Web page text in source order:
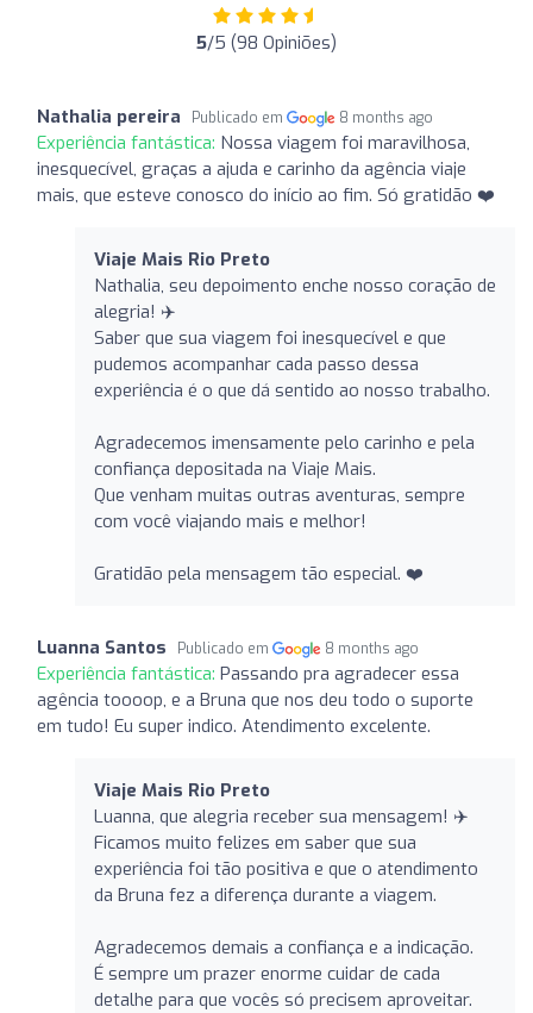
5/5 (98 Opiniões)
Nathalia pereira Publicado em 8 months ago
Experiência fantástica: Nossa viagem foi maravilhosa,
inesquecível, graças a ajuda e carinho da agência viaje
mais, que esteve conosco do início ao fim. Só gratidão ❤️
Viaje Mais Rio Preto
Nathalia, seu depoimento enche nosso coração de
alegria! ✈️
Saber que sua viagem foi inesquecível e que
pudemos acompanhar cada passo dessa
experiência é o que dá sentido ao nosso trabalho.
Agradecemos imensamente pelo carinho e pela
confiança depositada na Viaje Mais.
Que venham muitas outras aventuras, sempre
com você viajando mais e melhor!
Gratidão pela mensagem tão especial. ❤️
Luanna Santos Publicado em 8 months ago
Experiência fantástica: Passando pra agradecer essa
agência toooop, e a Bruna que nos deu todo o suporte
em tudo! Eu super indico. Atendimento excelente.
Viaje Mais Rio Preto
Luanna, que alegria receber sua mensagem! ✈️
Ficamos muito felizes em saber que sua
experiência foi tão positiva e que o atendimento
da Bruna fez a diferença durante a viagem.
Agradecemos demais a confiança e a indicação.
É sempre um prazer enorme cuidar de cada
detalhe para que vocês só precisem aproveitar.